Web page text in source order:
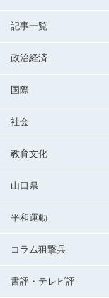
記事一覧
政治経済
国際
社会
教育文化
山口県
平和運動
コラム狙撃兵
書評・テレビ評